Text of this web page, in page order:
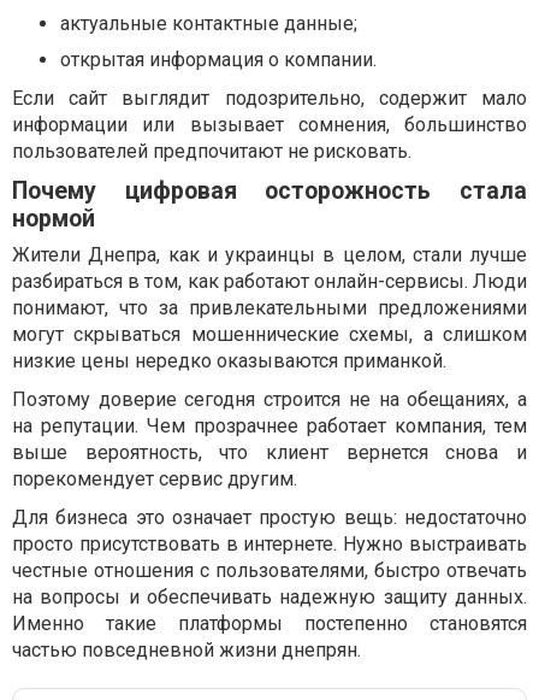
актуальные контактные данные;
открытая информация о компании.
Если сайт выглядит подозрительно, содержит мало
информации или вызывает сомнения, большинство
пользователей предпочитают не рисковать.
Почему цифровая осторожность стала
нормой
Жители Днепра, как и украинцы в целом, стали лучше
разбираться в том, как работают онлайн-сервисы. Люди
понимают, что за привлекательными предложениями
могут скрываться мошеннические схемы, а слишком
низкие цены нередко оказываются приманкой.
Поэтому доверие сегодня строится не на обещаниях, а
на репутации. Чем прозрачнее работает компания, тем
выше вероятность, что клиент вернется снова и
порекомендует сервис другим.
Для бизнеса это означает простую вещь: недостаточно
просто присутствовать в интернете. Нужно выстраивать
честные отношения с пользователями, быстро отвечать
на вопросы и обеспечивать надежную защиту данных.
Именно такие платформы постепенно становятся
частью повседневной жизни днепрян.